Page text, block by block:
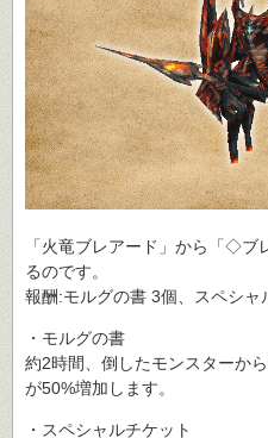
「火竜ブレアード」から「◇ブ
るのです。
報酬:モルグの書 3個、スペシャ
・モルグの書
約2時間、倒したモンスターか
が50%増加します。
・スペシャルチケット